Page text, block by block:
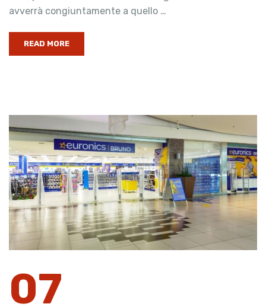
avverrà congiuntamente a quello …
READ MORE
07